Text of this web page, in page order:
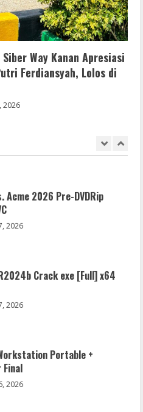
Way Kanan Apresiasi
Ferdiansyah, Lolos di
2026
Office Auto-Activated
2026
+ License Key
Acme 2026 Pre-DVDRip
2026
Crack exe [Full] x64
2026
Portable +
2026